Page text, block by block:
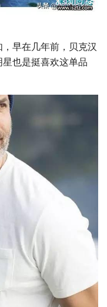
早在几年前，贝克汉
也是挺喜欢这单品